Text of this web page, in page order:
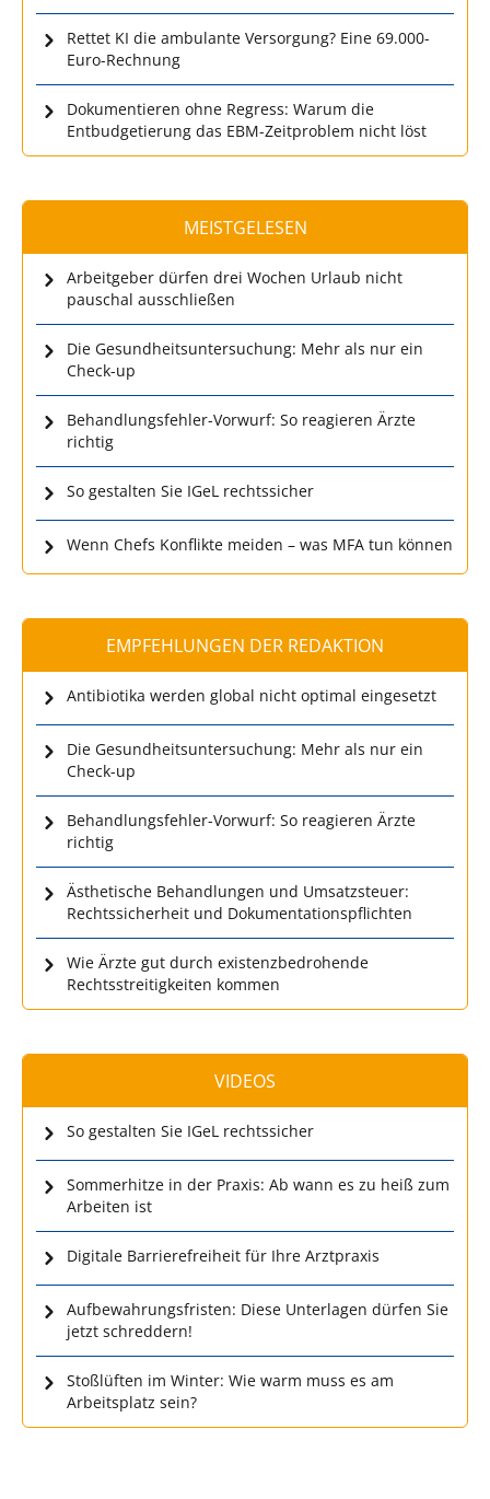
Rettet KI die ambulante Versorgung? Eine 69.000-
Euro-Rechnung
Dokumentieren ohne Regress: Warum die
Entbudgetierung das EBM-Zeitproblem nicht löst
MEISTGELESEN
Arbeitgeber dürfen drei Wochen Urlaub nicht
pauschal ausschließen
Die Gesundheitsuntersuchung: Mehr als nur ein
Check-up
Behandlungsfehler-Vorwurf: So reagieren Ärzte
richtig
So gestalten Sie IGeL rechtssicher
Wenn Chefs Konflikte meiden – was MFA tun können
EMPFEHLUNGEN DER REDAKTION
Antibiotika werden global nicht optimal eingesetzt
Die Gesundheitsuntersuchung: Mehr als nur ein
Check-up
Behandlungsfehler-Vorwurf: So reagieren Ärzte
richtig
Ästhetische Behandlungen und Umsatzsteuer:
Rechtssicherheit und Dokumentationspflichten
Wie Ärzte gut durch existenzbedrohende
Rechtsstreitigkeiten kommen
VIDEOS
So gestalten Sie IGeL rechtssicher
Sommerhitze in der Praxis: Ab wann es zu heiß zum
Arbeiten ist
Digitale Barrierefreiheit für Ihre Arztpraxis
Aufbewahrungsfristen: Diese Unterlagen dürfen Sie
jetzt schreddern!
Stoßlüften im Winter: Wie warm muss es am
Arbeitsplatz sein?